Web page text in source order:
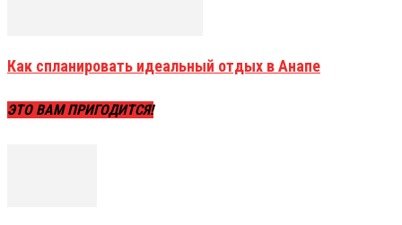
Как спланировать идеальный отдых в Анапе
ЭТО ВАМ ПРИГОДИТСЯ!